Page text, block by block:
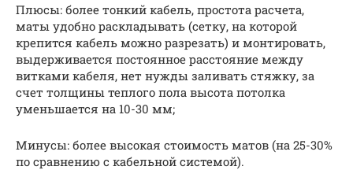
Плюсы: более тонкий кабель, простота расчета,
маты удобно раскладывать (сетку, на которой
крепится кабель можно разрезать) и монтировать,
выдерживается постоянное расстояние между
витками кабеля, нет нужды заливать стяжку, за
счет толщины теплого пола высота потолка
уменьшается на 10-30 мм;
Минусы: более высокая стоимость матов (на 25-30%
по сравнению с кабельной системой).